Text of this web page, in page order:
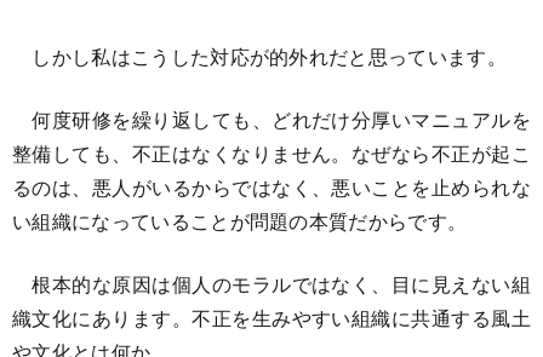
しかし私はこうした対応が的外れだと思っています。
何度研修を繰り返しても、どれだけ分厚いマニュアルを
整備しても、不正はなくなりません。なぜなら不正が起こ
るのは、悪人がいるからではなく、悪いことを止められな
い組織になっていることが問題の本質だからです。
根本的な原因は個人のモラルではなく、目に見えない組
織文化にあります。不正を生みやすい組織に共通する風土